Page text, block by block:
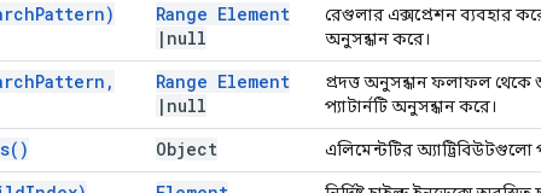
Pattern)
Range Element
| null
রেগুলার এক্সপ্রেশন ব্যবহার করে
অনুসন্ধান করে।
Pattern ,
Range Element
| null
প্রদত্ত অনুসন্ধান ফলাফল থেকে
প্যাটার্নটি অনুসন্ধান করে।
) Object এলিমেন্টটির অ্যাট্রিবিউটগুলো